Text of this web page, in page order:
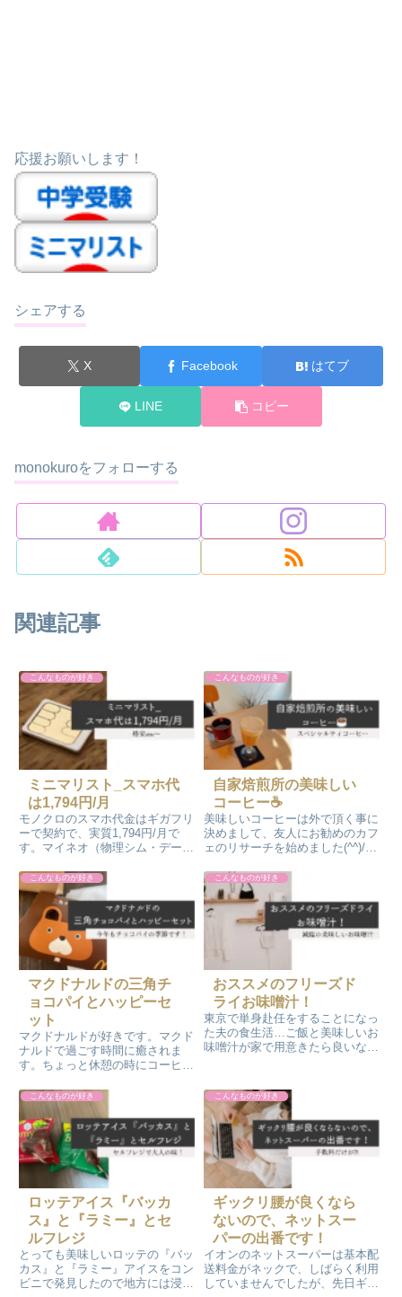
応援お願いします！
シェアする
X Facebook はてブ
LINE コピー
monokuroをフォローする
関連記事
こんなものが好き
ミニマリスト_スマホ代
は1,794円/月
モノクロのスマホ代金はギガフリ
ーで契約で、実質1,794円/月で
す。マイネオ（物理シム・データ
の2社の契約をしています。スマ
ホは、iPhoneシムフリースマホ
を使用しています。
こんなものが好き
自家焙煎所の美味しい
コーヒー☕
美味しいコーヒーは外で頂く事に
決めまして、友人にお勧めのカフ
ェのリサーチを始めました(^^)/
こ気になるな～』とただ思ってい
ただけのカフェに実際に行ってみ
たりすることを始めました！
こんなものが好き
マクドナルドの三角チ
ョコパイとハッピーセ
ット
マクドナルドが好きです。マクド
ナルドで過ごす時間に癒されま
す。ちょっと休憩の時にコーヒー
イ」「フィレオフィッシュ」そし
て冬限定「三角チョコパイ」を頂
きます。「ドナルドマクドナルド
ハウス」にも賛同しています。
こんなものが好き
おススメのフリーズド
ライお味噌汁！
東京で単身赴任をすることになっ
た夫の食生活…ご飯と美味しいお
味噌汁が家で用意きたら良いな
を試食しました！メッチャ美味し
い減塩のお味噌汁を発見です(^^)/
自分用にも購入しました。
こんなものが好き
ロッテアイス『バッカ
ス』と『ラミー』とセ
ルフレジ
とっても美味しいロッテの『バッ
カス』と『ラミー』アイスをコン
ビニで発見したので地方には浸透
こんなものが好き
ギックリ腰が良くなら
ないので、ネットスー
パーの出番です！
イオンのネットスーパーは基本配
送料金がネックで、しばらく利用
していませんでしたが、先日ギッ